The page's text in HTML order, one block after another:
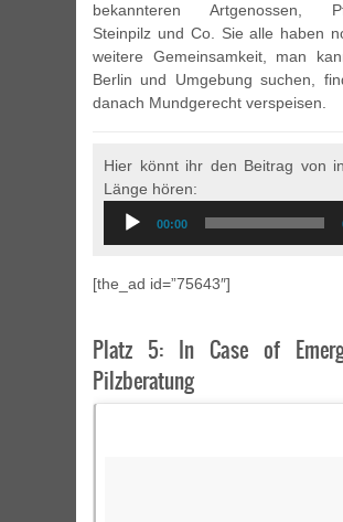
bekannteren Artgenossen,
Steinpilz und Co. Sie alle haben
weitere Gemeinsamkeit, man
Berlin und Umgebung suchen,
danach Mundgerecht verspeisen.
Hier könnt ihr den Beitrag von
Länge hören:
Audio
Player
00:00
[the_ad id=”75643″]
Platz 5: In Case of
Pilzberatung